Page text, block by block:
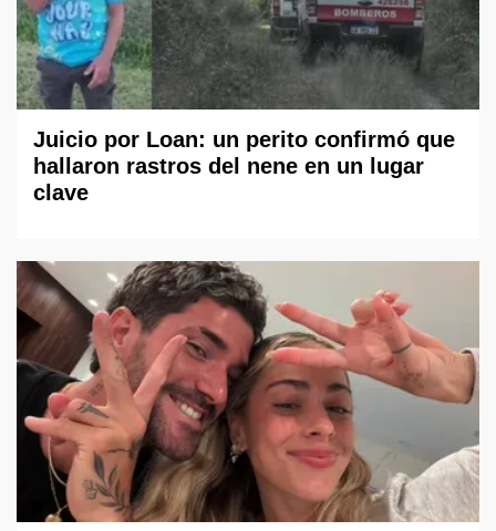
Juicio por Loan: un perito confirmó que
hallaron rastros del nene en un lugar
clave